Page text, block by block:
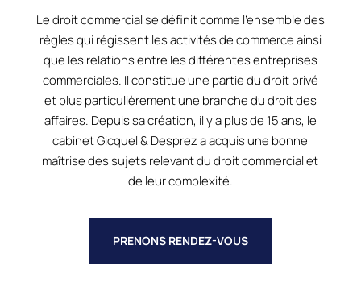
Le droit commercial se définit comme l’ensemble des
règles qui régissent les activités de commerce ainsi
que les relations entre les différentes entreprises
commerciales. Il constitue une partie du droit privé
et plus particulièrement une branche du droit des
affaires. Depuis sa création, il y a plus de 15 ans, le
cabinet Gicquel & Desprez a acquis une bonne
maîtrise des sujets relevant du droit commercial et
de leur complexité.
PRENONS RENDEZ-VOUS